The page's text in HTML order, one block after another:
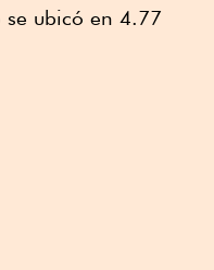
ubicó en 4.77